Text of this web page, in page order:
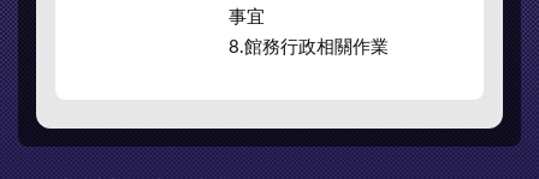
事宜
8.館務行政相關作業